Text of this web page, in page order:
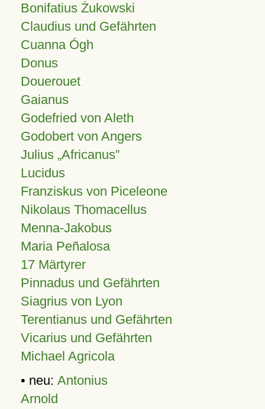
Bonifatius Żukowski
Claudius und Gefährten
Cuanna Ógh
Donus
Douerouet
Gaianus
Godefried von Aleth
Godobert von Angers
Julius Africanus
Lucidus
Franziskus von Piceleone
Nikolaus Thomacellus
Menna-Jakobus
Maria Peñalosa
17 Märtyrer
Pinnadus und Gefährten
Siagrius von Lyon
Terentianus und Gefährten
Vicarius und Gefährten
Michael Agricola
• neu: Antonius
Arnold